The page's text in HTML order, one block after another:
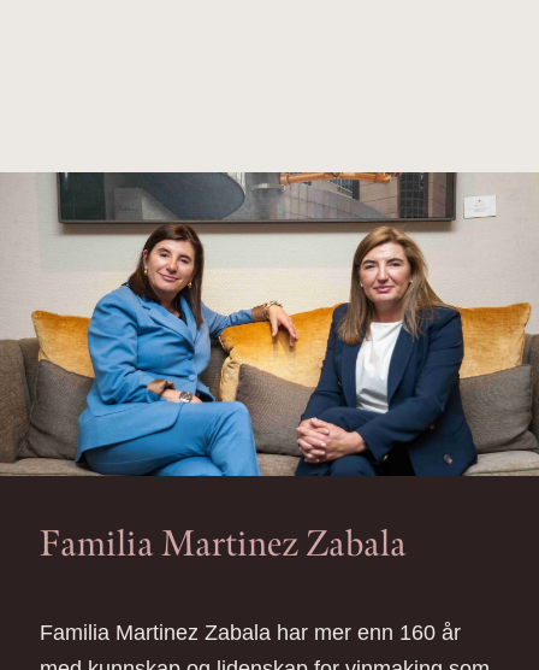
Familia Martinez Zabala
Familia Martinez Zabala har mer enn 160 år